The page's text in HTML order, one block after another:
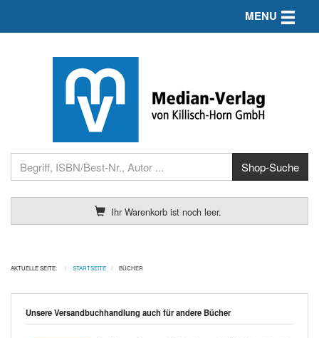
Ihr Warenkorb ist noch leer.
MENU Toggle
AKTUELLE SEITE: STARTSEITE BÜCHER
Unsere Versandbuchhandlung auch für andere Bücher